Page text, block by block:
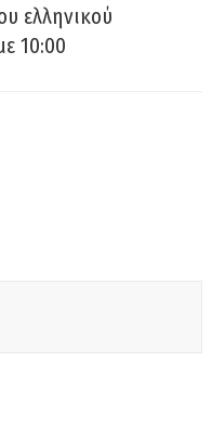
ελληνικού
10:00